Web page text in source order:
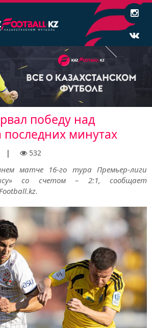
победу над
минутах
| 532
матче 16-го тура Премьер-лиги
со счетом – 2:1, сообщает